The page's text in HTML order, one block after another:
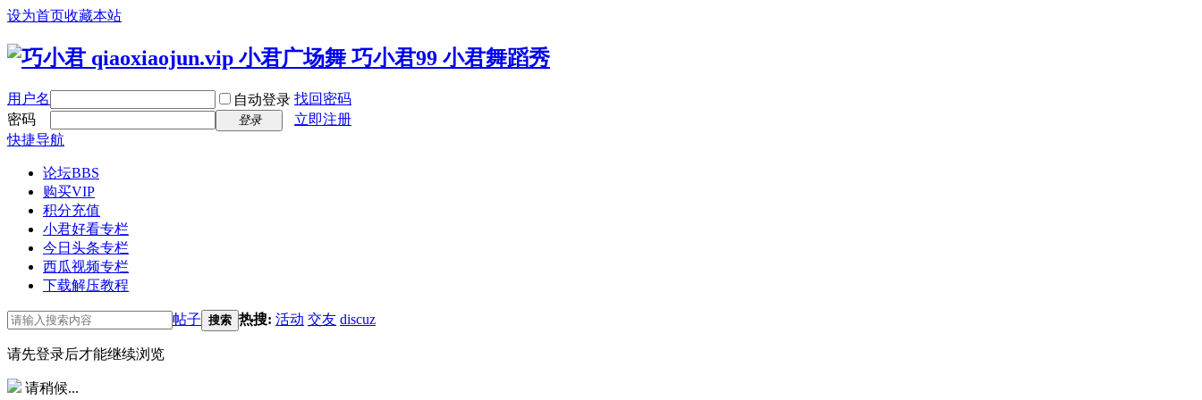
设为首页收藏本站
用户名 自动登录 找回密码
密码
登录
立即注册
快捷导航
论坛BBS
购买VIP
积分充值
小君好看专栏
今日头条专栏
西瓜视频专栏
下载解压教程
帖子 搜索 热搜: 活动 交友 discuz
请先登录后才能继续浏览
请稍候...